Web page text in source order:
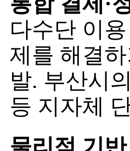
다수단 이
제를 해결
발. 부산시
등 지자체